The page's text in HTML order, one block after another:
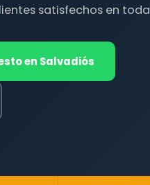
satisfechos en toda
en Salvadiós